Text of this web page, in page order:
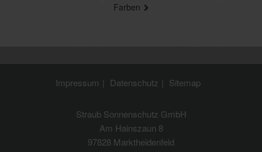
Farben
Impressum Datenschutz Sitemap
Straub Sonnenschutz GmbH
Am Hainszaun 8
97828 Marktheidenfeld